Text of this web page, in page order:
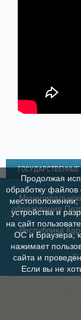
образования
Республика
©
Продолжая
обработку файлов
местоположении;
устройства и
на сайт
ОС и Браузера;
нажимает
сайта и
Если вы не